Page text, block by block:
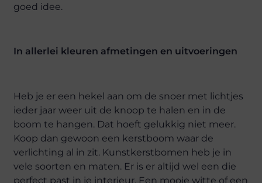
goed idee.
In allerlei kleuren afmetingen en uitvoeringen
Heb je er een hekel aan om de snoer met lichtjes
ieder jaar weer uit de knoop te halen en in de
boom te hangen. Dat hoeft gelukkig niet meer.
Koop dan gewoon een kerstboom waar de
verlichting al in zit. Kunstkerstbomen heb je in
vele soorten en maten. Er is er altijd wel een die
perfect past in je interieur. Een mooie witte of een